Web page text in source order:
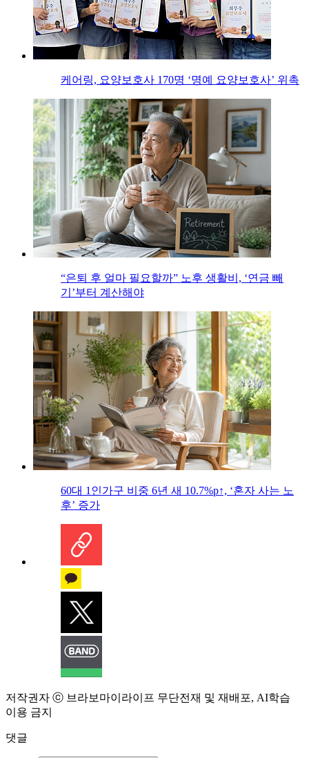
케어링, 요양보호사 170명 ‘명예 요양보호사’ 위촉
“은퇴 후 얼마 필요할까” 노후 생활비, ‘연금 빼
기’부터 계산해야
60대 1인가구 비중 6년 새 10.7%p↑, ‘혼자 사는 노
후’ 증가
저작권자 ⓒ 브라보마이라이프 무단전재 및 재배포, AI학습
이용 금지
댓글